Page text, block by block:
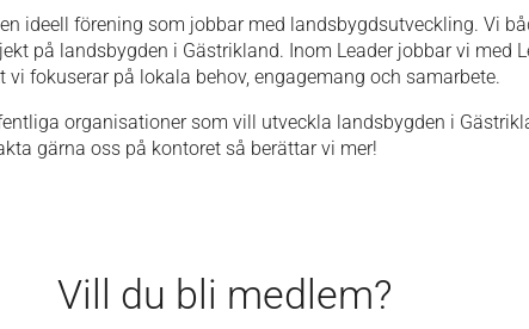
ideell förening som jobbar med landsbygdsutveckling. Vi
på landsbygden i Gästrikland. Inom Leader jobbar vi med
vi fokuserar på lokala behov, engagemang och samarbete.
organisationer som vill utveckla landsbygden i
gärna oss på kontoret så berättar vi mer!
Vill du bli medlem?